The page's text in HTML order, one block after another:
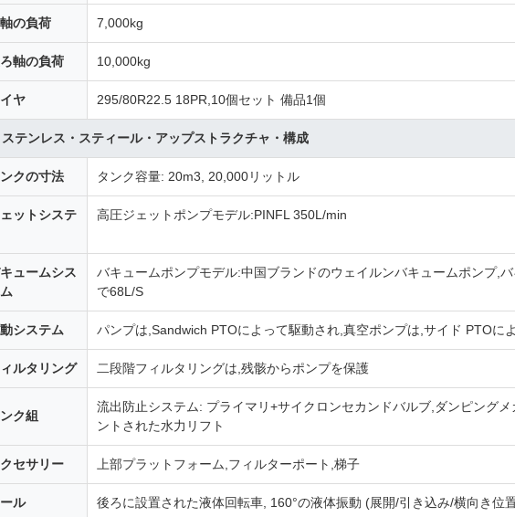
の負荷 7,000kg
軸の負荷 10,000kg
ヤ 295/80R22.5 18PR,10個セット 備品1個
テンレス・スティール・アップストラクチャ・構成
クの寸法 タンク容量: 20m3, 20,000リットル
ットシステ 高圧ジェットポンプモデル:PINFL 350L/min
ュームシス
バキュームポンプモデル:中国ブランドのウェイルンバキュームポンプ,
で68L/S
システム パンプは,Sandwich PTOによって駆動され,真空ポンプは,サイド PTOに
ルタリング 二段階フィルタリングは,残骸からポンプを保護
ク組
流出防止システム: プライマリ+サイクロンセカンドバルブ,ダンピング
ントされた水力リフト
セサリー 上部プラットフォーム,フィルターポート,梯子
ル 後ろに設置された液体回転車, 160°の液体振動 (展開/引き込み/横向き位